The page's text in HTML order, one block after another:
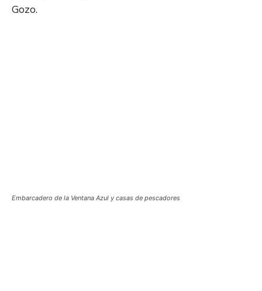
Gozo.
Embarcadero de la Ventana Azul y casas de pescadores